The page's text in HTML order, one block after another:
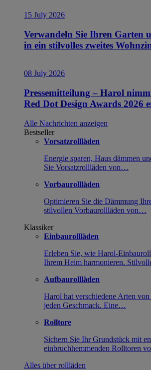
15 July 2026
Verwandeln Sie Ihren Garten
in ein stilvolles zweites
08 July 2026
Pressemitteilung – Harol
Red Dot Design Awards 2026
Alle Nachrichten anzeigen
Bestseller
Vorsatzrollläden
Energie sparen, Haus dämmen
Sie Vorsatzrollläden von…
Vorbaurollläden
Optimieren Sie die Dämmung
stilvollen Vorbaurollläden von…
Klassiker
Einbaurollläden
Erleben Sie, wie Harol-
Ihrem Heim harmonieren.
Aufbaurollläden
Harol hat verschiedene Arten
jeden Geschmack. Eine…
Rolltore
Sichern Sie Ihr Grundstück mit
einbruchhemmenden Rolltoren
Alles über rollläden